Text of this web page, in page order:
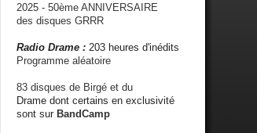
2025 - 50ème ANNIVERSAIRE
des disques GRRR
Radio Drame : 203 heures d'inédits
Programme aléatoire
83 disques de Birgé et du
Drame dont certains en exclusivité
sont sur BandCamp